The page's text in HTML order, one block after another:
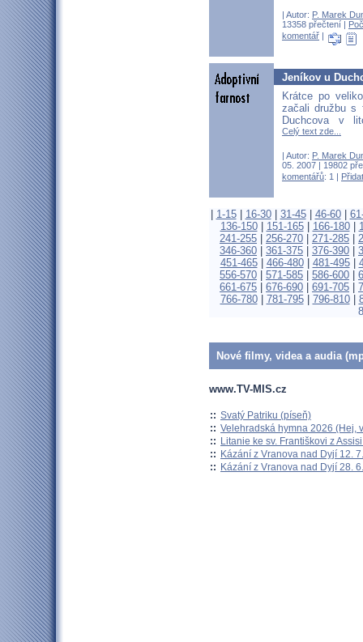
| Autor: P. Marek
13358 přečtení |
komentář |
Jeníkov u
Krátce po
začali družbu s
Duchcova v
Celý text zde...
| Autor: P. Marek
05. 2007 | 19802
komentářů: 1 |
1-15| 16-30| 31-45| 46-60|
136-150| 151-165| 166-180|
241-255
256-270 271-285
346-360
361-375 376-390
451-465| 466-480| 481-495|
556-570
571-585 586-600
661-675
676-690 691-705
766-780| 781-795| 796-810|
Nové filmy, videa a audia
www.TV-MIS.cz
:: Svatý Patriku (píseň)
:: Velehradská hymna 2026 (Hej,
:: Litanie ke sv. Františkovi z
:: Kázání z Vranova nad Dyjí 12.
:: Kázání z Vranova nad Dyjí 28.